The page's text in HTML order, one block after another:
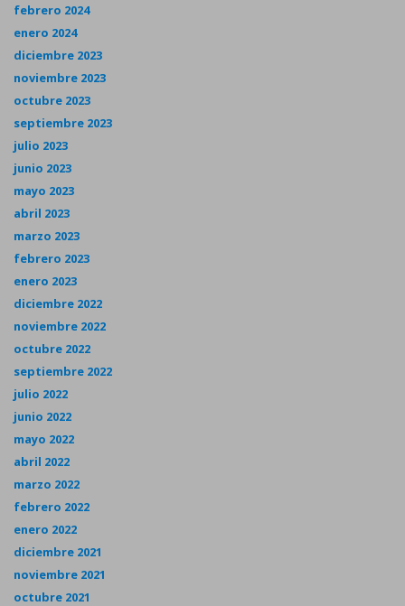
febrero 2024
enero 2024
diciembre 2023
noviembre 2023
octubre 2023
septiembre 2023
julio 2023
junio 2023
mayo 2023
abril 2023
marzo 2023
febrero 2023
enero 2023
diciembre 2022
noviembre 2022
octubre 2022
septiembre 2022
julio 2022
junio 2022
mayo 2022
abril 2022
marzo 2022
febrero 2022
enero 2022
diciembre 2021
noviembre 2021
octubre 2021